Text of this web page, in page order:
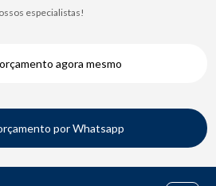
especialistas!
agora mesmo
por Whatsapp